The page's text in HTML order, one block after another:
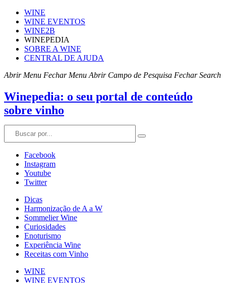
WINE
WINE EVENTOS
WINE2B
WINEPEDIA
SOBRE A WINE
CENTRAL DE AJUDA
Abrir Menu Fechar Menu Abrir Campo de Pesquisa Fechar Search
Winepedia: o seu portal de conteúdo
sobre vinho
Facebook
Instagram
Youtube
Twitter
Dicas
Harmonização de A a W
Sommelier Wine
Curiosidades
Enoturismo
Experiência Wine
Receitas com Vinho
WINE
WINE EVENTOS